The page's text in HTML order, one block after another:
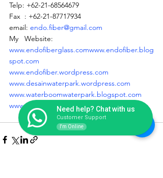
Telp: +62-21-68564679
Fax  : +62-21-87717934
email: endo.fiber@gmail.com
My   Website:
www.endofiberglass.comwww.endofiber.blog
spot.com
www.endofiber.wordpress.com
www.desainwaterpark.wordpress.com
www.waterboomwaterpark.blogspot.com
www.waterpark.co.idNeed help? Chat with us
Customer Support
I'm Online